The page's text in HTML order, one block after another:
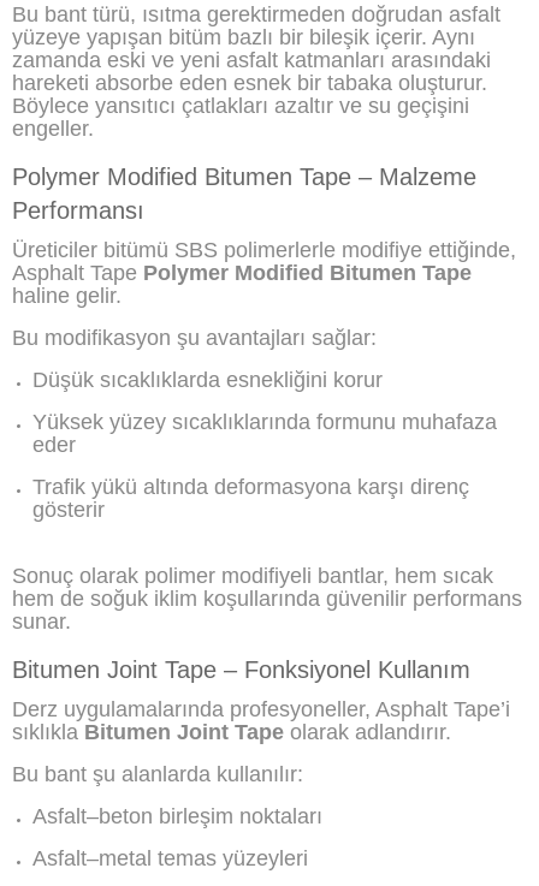
Bu bant türü, ısıtma gerektirmeden doğrudan asfalt
yüzeye yapışan bitüm bazlı bir bileşik içerir. Aynı
zamanda eski ve yeni asfalt katmanları arasındaki
hareketi absorbe eden esnek bir tabaka oluşturur.
Böylece yansıtıcı çatlakları azaltır ve su geçişini
engeller.
Polymer Modified Bitumen Tape – Malzeme
Performansı
Üreticiler bitümü SBS polimerlerle modifiye ettiğinde,
Asphalt Tape Polymer Modified Bitumen Tape
haline gelir.
Bu modifikasyon şu avantajları sağlar:
Düşük sıcaklıklarda esnekliğini korur
Yüksek yüzey sıcaklıklarında formunu muhafaza
eder
Trafik yükü altında deformasyona karşı direnç
gösterir
Sonuç olarak polimer modifiyeli bantlar, hem sıcak
hem de soğuk iklim koşullarında güvenilir performans
sunar.
Bitumen Joint Tape – Fonksiyonel Kullanım
Derz uygulamalarında profesyoneller, Asphalt Tape’i
sıklıkla Bitumen Joint Tape olarak adlandırır.
Bu bant şu alanlarda kullanılır:
Asfalt–beton birleşim noktaları
Asfalt–metal temas yüzeyleri